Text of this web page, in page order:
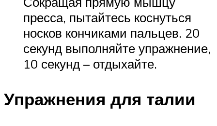
пресса, пытайтесь коснуться
носков кончиками пальцев. 20
секунд выполняйте упражнение,
10 секунд – отдыхайте.
Упражнения для талии